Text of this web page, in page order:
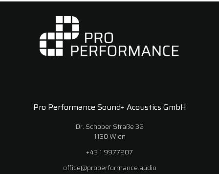
Pro Performance Sound+ Acoustics GmbH
Dr. Schober Straße 32
1130 Wien
+43 1 9977207
office@properformance.audio